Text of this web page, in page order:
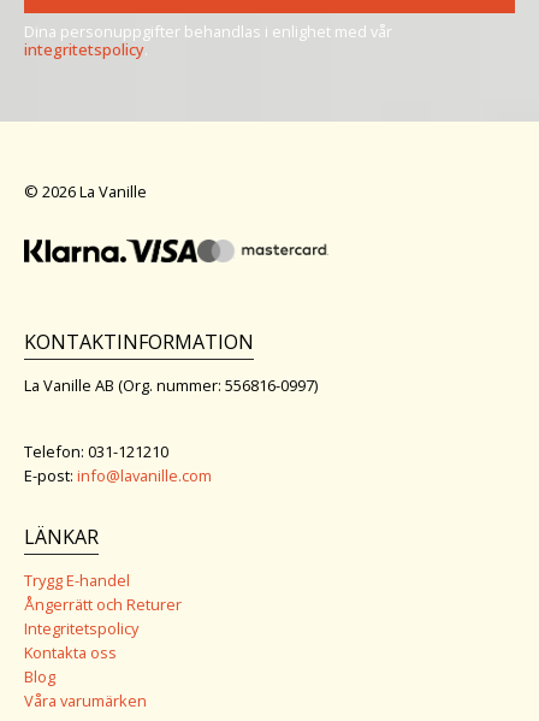
Dina personuppgifter behandlas i enlighet med vår
integritetspolicy.
© 2026 La Vanille
KONTAKTINFORMATION
La Vanille AB (Org. nummer: 556816-0997)
Telefon: 031-121210
E-post: info@lavanille.com
LÄNKAR
Trygg E-handel
Ångerrätt och Returer
Integritetspolicy
Kontakta oss
Blog
Våra varumärken